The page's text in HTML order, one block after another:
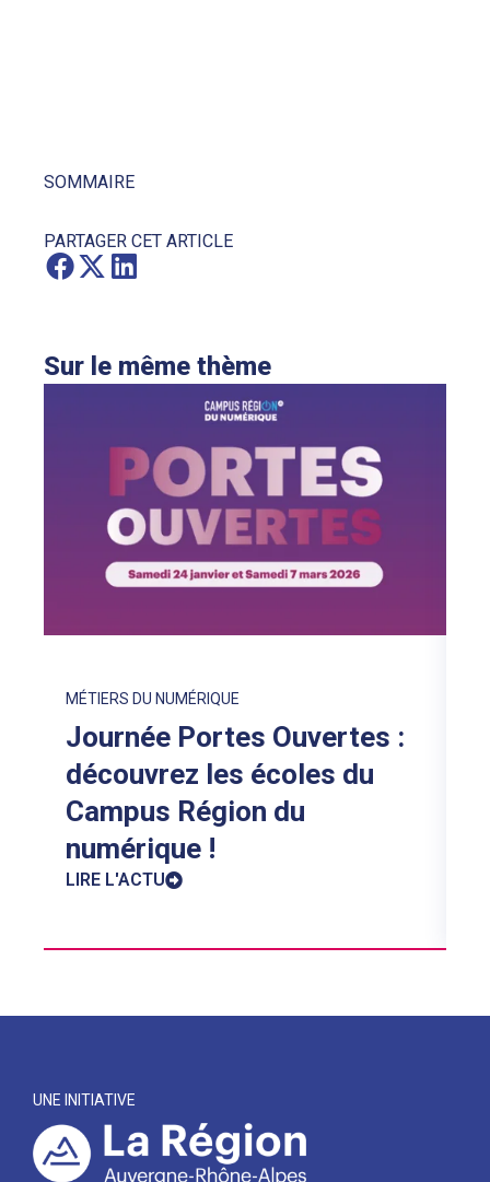
SOMMAIRE
PARTAGER CET ARTICLE
Sur le même thème
MÉTIERS DU NUMÉRIQUE
Journée Portes Ouvertes :
découvrez les écoles du
Campus Région du
numérique !
LIRE L'ACTU
UNE INITIATIVE